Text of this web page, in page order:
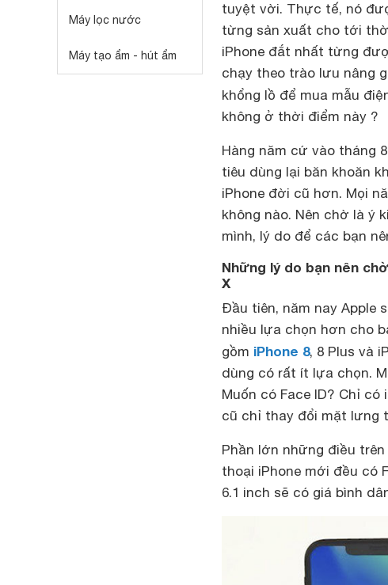
Máy lọc nước
Máy tạo ẩm - hút ẩm
tuyệt vời. Thực tế, nó
từng sản xuất cho tới
iPhone đắt nhất từng
chạy theo trào lưu nâng
khổng lồ để mua mẫu
không ở thời điểm này ?
Hàng năm cứ vào tháng
tiêu dùng lại băn khoăn
iPhone đời cũ hơn. Mọi
không nào. Nên chờ là ý
mình, lý do để các bạn
Những lý do bạn nên
X
Đầu tiên, năm nay Apple
nhiều lựa chọn hơn cho
gồm iPhone 8, 8 Plus và
dùng có rất ít lựa chọn.
Muốn có Face ID? Chỉ
cũ chỉ thay đổi mặt lưng
Phần lớn những điều
thoại iPhone mới đều có
6.1 inch sẽ có giá bình